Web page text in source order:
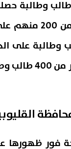
في مادة اللغة العربية وما يقرب
في مادة اللغة
كما حصل أكثر من 100
الحاسب الالى وفى
فور